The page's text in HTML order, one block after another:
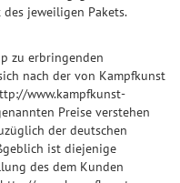
jeweiligen Pakets.
zu erbringenden
nach der von Kampfkunst
www.kampfkunst-
Preise verstehen
der deutschen
ist diejenige
des dem Kunden